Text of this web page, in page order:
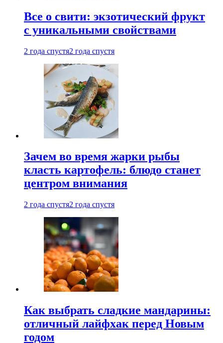
Все о свити: экзотический фрукт
с уникальными свойствами
2 года спустя2 года спустя
Зачем во время жарки рыбы
класть картофель: блюдо станет
центром внимания
2 года спустя2 года спустя
Как выбрать сладкие мандарины:
отличный лайфхак перед Новым
годом